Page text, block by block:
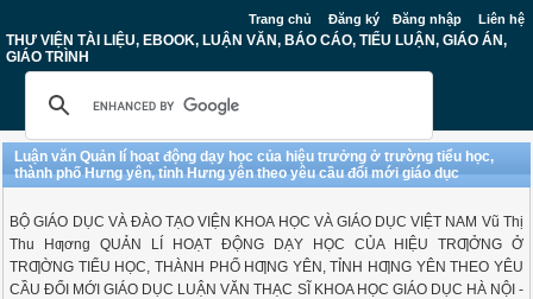
Trang chủ Đăng ký Đăng nhập Liên hệ
THƯ VIỆN TÀI LIỆU, EBOOK, LUẬN VĂN, BÁO CÁO, TIỂU LUẬN, GIÁO ÁN,
GIÁO TRÌNH
Luận văn Quản lí hoạt động dạy học của hiệu trưởng ở trường tiểu học,
thành phố Hưng yên, tỉnh Hưng yên theo yêu cầu đổi mới giáo dục
BỘ GIÁO DỤC VÀ ĐÀO TẠO VIỆN KHOA HỌC VÀ GIÁO DỤC VIỆT NAM Vũ Thị
Thu Hƣơng QUẢN LÍ HOẠT ĐỘNG DẠY HỌC CỦA HIỆU TRƢỞNG Ở
TRƢỜNG TIỂU HỌC, THÀNH PHỐ HƢNG YÊN, TỈNH HƢNG YÊN THEO YÊU
CẦU ĐỔI MỚI GIÁO DỤC LUẬN VĂN THẠC SĨ KHOA HỌC GIÁO DỤC HÀ NỘI -